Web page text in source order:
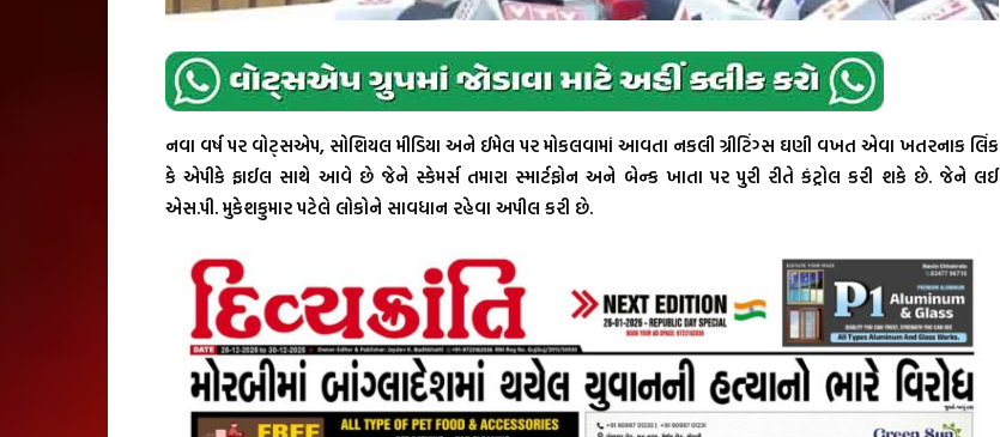
નવા વર્ષ પર વોટ્સએપ, સોશિયલ મીડિયા અને ઈમેલ પર મોકલવામાં આવતા નકલી ગ્રીટિંગ્સ ઘણી વખત એવા ખતરનાક લિંક
કે એપીકે ફાઈલ સાથે આવે છે જેને સ્કેમર્સ તમારા સ્માર્ટફોન અને બેન્ક ખાતા પર પુરી રીતે કંટ્રોલ કરી શકે છે. જેને લઈ
એસ.પી. મુકેશકુમાર પટેલે લોકોને સાવધાન રહેવા અપીલ કરી છે.